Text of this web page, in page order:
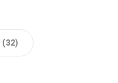
(32)